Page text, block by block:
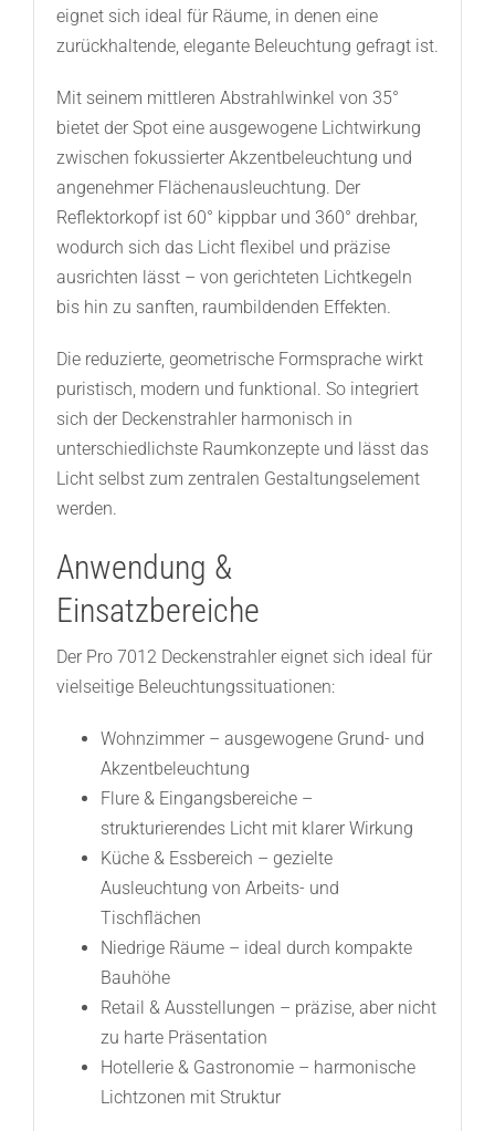
eignet sich ideal für Räume, in denen eine
zurückhaltende, elegante Beleuchtung gefragt ist.
Mit seinem mittleren Abstrahlwinkel von 35°
bietet der Spot eine ausgewogene Lichtwirkung
zwischen fokussierter Akzentbeleuchtung und
angenehmer Flächenausleuchtung. Der
Reflektorkopf ist 60° kippbar und 360° drehbar,
wodurch sich das Licht flexibel und präzise
ausrichten lässt – von gerichteten Lichtkegeln
bis hin zu sanften, raumbildenden Effekten.
Die reduzierte, geometrische Formsprache wirkt
puristisch, modern und funktional. So integriert
sich der Deckenstrahler harmonisch in
unterschiedlichste Raumkonzepte und lässt das
Licht selbst zum zentralen Gestaltungselement
werden.
Anwendung &
Einsatzbereiche
Der Pro 7012 Deckenstrahler eignet sich ideal für
vielseitige Beleuchtungssituationen:
Wohnzimmer – ausgewogene Grund- und
Akzentbeleuchtung
Flure & Eingangsbereiche –
strukturierendes Licht mit klarer Wirkung
Küche & Essbereich – gezielte
Ausleuchtung von Arbeits- und
Tischflächen
Niedrige Räume – ideal durch kompakte
Bauhöhe
Retail & Ausstellungen – präzise, aber nicht
zu harte Präsentation
Hotellerie & Gastronomie – harmonische
Lichtzonen mit Struktur